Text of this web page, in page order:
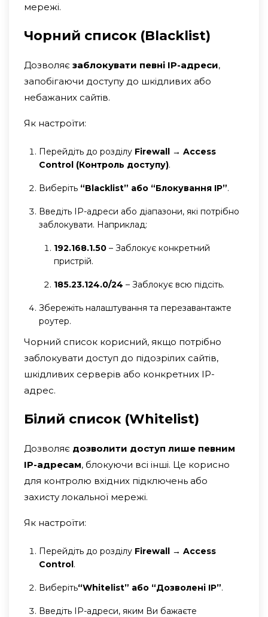
мережі.
Чорний список (Blacklist)
Дозволяє заблокувати певні IP-адреси,
запобігаючи доступу до шкідливих або
небажаних сайтів.
Як настроїти:
Перейдіть до розділу Firewall → Access
Control (Контроль доступу).
Виберіть “Blacklist” або “Блокування IP”.
Введіть IP-адреси або діапазони, які потрібно
заблокувати. Наприклад:
192.168.1.50 – Заблокує конкретний
пристрій.
185.23.124.0/24 – Заблокує всю підсіть.
Збережіть налаштування та перезавантажте
роутер.
Чорний список корисний, якщо потрібно
заблокувати доступ до підозрілих сайтів,
шкідливих серверів або конкретних IP-
адрес.
Білий список (Whitelist)
Дозволяє дозволити доступ лише певним
IP-адресам, блокуючи всі інші. Це корисно
для контролю вхідних підключень або
захисту локальної мережі.
Як настроїти:
Перейдіть до розділу Firewall → Access
Control.
Виберіть“Whitelist” або “Дозволені IP”.
Введіть IP-адреси, яким Ви бажаєте